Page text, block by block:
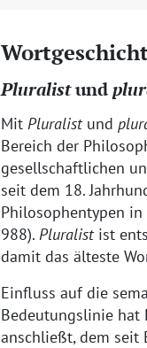
Pluralistund
Mit Pluralistund
Bereich der
gesellschaftlichen
seit dem 18.
Philosophentypen
988). Pluralistist
damit das älteste
Einfluss auf die
Bedeutungslinie hat
anschließt, dem seit